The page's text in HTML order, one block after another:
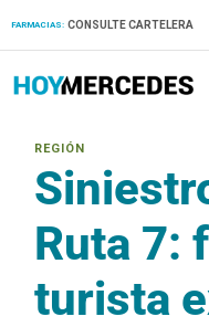
FARMACIAS: CONSULTE CARTELERA
Ruta 7:
turista